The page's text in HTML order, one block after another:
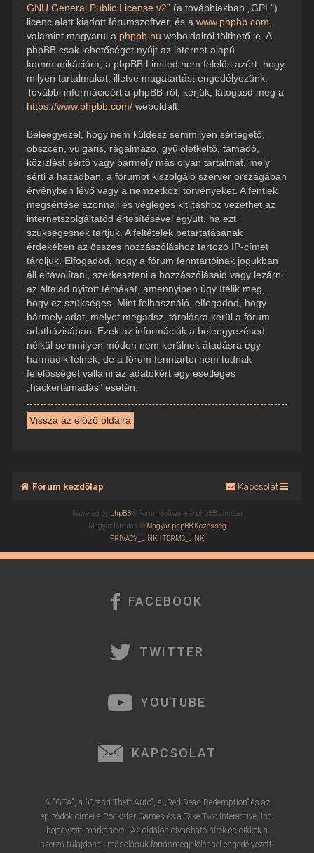
GNU General Public License v2” (a továbbiakban „GPL”)
licenc alatt kiadott fórumszoftver, és a www.phpbb.com
valamint magyarul a phpbb.hu weboldalról tölthető le. A
phpBB csak lehetőséget nyújt az internet alapú
kommunikációra; a phpBB Limited nem felelős azért, hogy
milyen tartalmakat, illetve magatartást engedélyezünk.
További információért a phpBB-ről, kérjük, látogasd meg a
https://www.phpbb.com/weboldalt.
Beleegyezel, hogy nem küldesz semmilyen sértegető,
obszcén, vulgáris, rágalmazó, gyűlöletkeltő, támadó,
közízlést sértő vagy bármely más olyan tartalmat, mely
sérti a hazádban, a fórumot kiszolgáló szerver országában
érvényben lévő vagy a nemzetközi törvényeket. A fentiek
megsértése azonnali és végleges kitiltáshoz vezethet az
internetszolgáltatód értesítésével együtt, ha ezt
szükségesnek tartjuk. A feltételek betartatásának
érdekében az összes hozzászóláshoz tartozó IP-címet
tároljuk. Elfogadod, hogy a fórum fenntartóinak jogukban
áll eltávolítani, szerkeszteni a hozzászólásaid vagy lezárni
az általad nyitott témákat, amennyiben úgy ítélik meg,
hogy ez szükséges. Mint felhasználó, elfogadod, hogy
bármely adat, melyet megadsz, tárolásra kerül a fórum
adatbázisában. Ezek az információk a beleegyezésed
nélkül semmilyen módon nem kerülnek átadásra egy
harmadik félnek, de a fórum fenntartói nem tudnak
felelősséget vállalni az adatokért egy esetleges
„hackertámadás” esetén.
Vissza az előző oldalra
Fórum kezdőlap Kapcsolat
Powered by phpBB® Forum Software © phpBB Limited
Magyar fordítás © Magyar phpBB Közösség
PRIVACY_LINK |TERMS_LINK
FACEBOOK
TWITTER
YOUTUBE
KAPCSOLAT
A "GTA", a "Grand Theft Auto", a „Red Dead Redemption” és az
epizódok címei a Rockstar Games és a Take-Two Interactive, Inc.
bejegyzett márkanevei. Az oldalon olvasható hírek és cikkek a
szerző tulajdonai, másolásuk forrásmegjelöléssel engedélyezett.